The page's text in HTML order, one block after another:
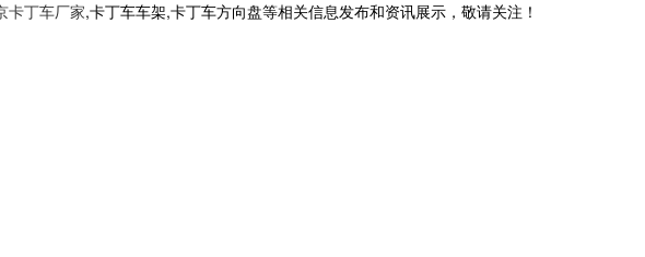
卡丁车厂家,卡丁车车架,卡丁车方向盘等相关信息发布和资讯展示，敬请关注！